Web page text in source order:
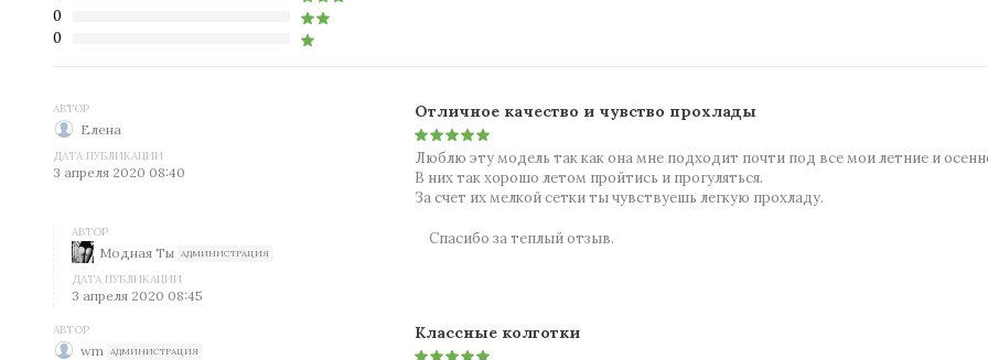
0
0
АВТОР
Елена
ДАТА ПУБЛИКАЦИИ
3 апреля 2020 08:40
Отличное качество и чувство прохлады
Люблю эту модель так как она мне подходит почти под все мои летние и
В них так хорошо летом пройтись и прогуляться.
За счет их мелкой сетки ты чувствуешь легкую прохладу.
АВТОР
Модная Ты АДМИНИСТРАЦИЯ
ДАТА ПУБЛИКАЦИИ
3 апреля 2020 08:45
Спасибо за теплый отзыв.
АВТОР
wm АДМИНИСТРАЦИЯ
Классные колготки